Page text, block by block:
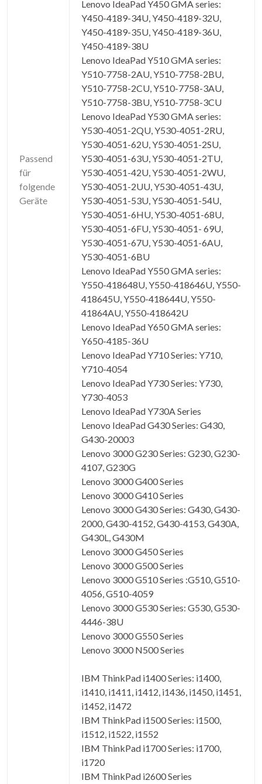
Passend
für
folgende
Geräte
Lenovo IdeaPad Y450 GMA series:
Y450-4189-34U, Y450-4189-32U,
Y450-4189-35U, Y450-4189-36U,
Y450-4189-38U
Lenovo IdeaPad Y510 GMA series:
Y510-7758-2AU, Y510-7758-2BU,
Y510-7758-2CU, Y510-7758-3AU,
Y510-7758-3BU, Y510-7758-3CU
Lenovo IdeaPad Y530 GMA series:
Y530-4051-2QU, Y530-4051-2RU,
Y530-4051-62U, Y530-4051-2SU,
Y530-4051-63U, Y530-4051-2TU,
Y530-4051-42U, Y530-4051-2WU,
Y530-4051-2UU, Y530-4051-43U,
Y530-4051-53U, Y530-4051-54U,
Y530-4051-6HU, Y530-4051-68U,
Y530-4051-6FU, Y530-4051- 69U,
Y530-4051-67U, Y530-4051-6AU,
Y530-4051-6BU
Lenovo IdeaPad Y550 GMA series:
Y550-418648U, Y550-418646U, Y550-
418645U, Y550-418644U, Y550-
41864AU, Y550-418642U
Lenovo IdeaPad Y650 GMA series:
Y650-4185-36U
Lenovo IdeaPad Y710 Series: Y710,
Y710-4054
Lenovo IdeaPad Y730 Series: Y730,
Y730-4053
Lenovo IdeaPad Y730A Series
Lenovo IdeaPad G430 Series: G430,
G430-20003
Lenovo 3000 G230 Series: G230, G230-
4107, G230G
Lenovo 3000 G400 Series
Lenovo 3000 G410 Series
Lenovo 3000 G430 Series: G430, G430-
2000, G430-4152, G430-4153, G430A,
G430L, G430M
Lenovo 3000 G450 Series
Lenovo 3000 G500 Series
Lenovo 3000 G510 Series :G510, G510-
4056, G510-4059
Lenovo 3000 G530 Series: G530, G530-
4446-38U
Lenovo 3000 G550 Series
Lenovo 3000 N500 Series
IBM ThinkPad i1400 Series: i1400,
i1410, i1411, i1412, i1436, i1450, i1451,
i1452, i1472
IBM ThinkPad i1500 Series: i1500,
i1512, i1522, i1552
IBM ThinkPad i1700 Series: i1700,
i1720
IBM ThinkPad i2600 Series